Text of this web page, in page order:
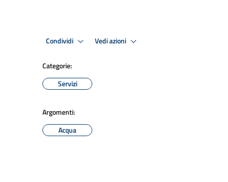
Condividi Vedi azioni
Categorie:
Servizi
Argomenti:
Acqua